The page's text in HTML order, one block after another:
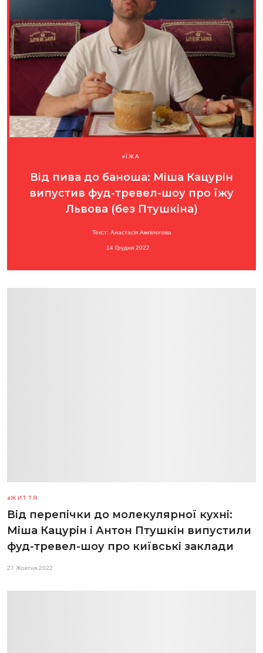
ЇЖА
Від пива до баноша: Міша Кацурін
випустив фуд-тревел-шоу про їжу
Львова (без Птушкіна)
Текст: Анастасія Ампілогова
14 Грудня 2022
ЖИТТЯ
Від перепічки до молекулярної кухні:
Міша Кацурін і Антон Птушкін випустили
фуд-тревел-шоу про київські заклади
27 Жовтня 2022